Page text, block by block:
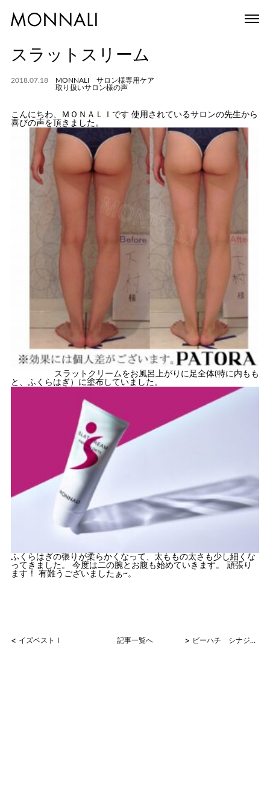
スラットスリーム
2018.07.18
MONNALI サロン様専用ケア
取り扱いサロン様の声
こんにちわ、ＭＯＮＡＬＩです 使用されているサロンの先生から
喜びの声を頂きました。
スラットクリームをお風呂上がりに足全体(特に内もも
と、ふくらはぎ）に塗布していました。
ふくらはぎの張りが柔らかくなって、太ももの太さも少し細くな
ってきました。 今度は二の腕とお腹も始めていきます。 頑張り
ます！ 有難うございましたぁ~。
< イズベストⅠ 記事一覧へ > ビーハチ シナジードリンク